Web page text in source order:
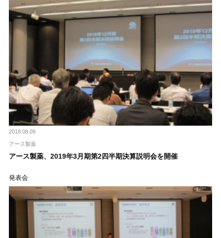
2018.08.09
アース製薬
アース製薬、2019年3月期第2四半期決算説明会を開催
発表会